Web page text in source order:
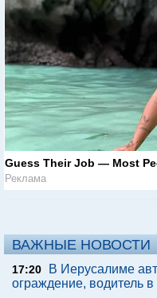
Guess Their Job — Most
Реклама
ВАЖНЫЕ НОВОСТИ
17:20
В Иерусалиме
ограждение, водитель